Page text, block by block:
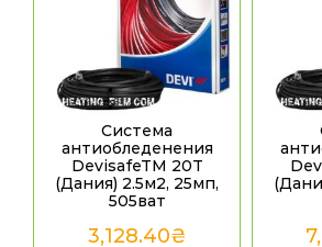
Система
антиобледенения
DevisafeTM 20T
(Дания) 2.5м2, 25мп,
505ват
3,128.40₴